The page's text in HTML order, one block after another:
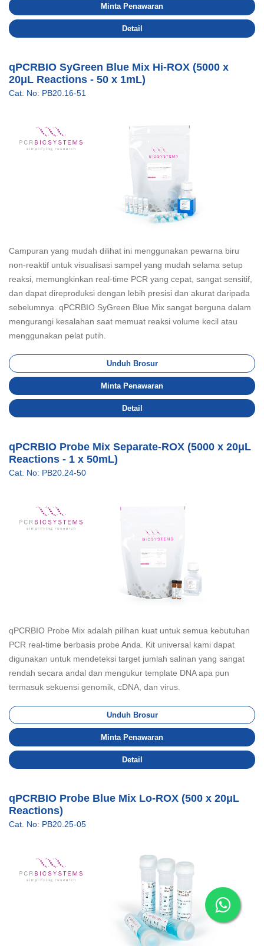
Minta Penawaran
Detail
qPCRBIO SyGreen Blue Mix Hi-ROX (5000 x
20μL Reactions - 50 x 1mL)
Cat. No: PB20.16-51
Campuran yang mudah dilihat ini menggunakan pewarna biru
non-reaktif untuk visualisasi sampel yang mudah selama setup
reaksi, memungkinkan real-time PCR yang cepat, sangat sensitif,
dan dapat direproduksi dengan lebih presisi dan akurat daripada
sebelumnya. qPCRBIO SyGreen Blue Mix sangat berguna dalam
mengurangi kesalahan saat memuat reaksi volume kecil atau
menggunakan pelat putih.
Unduh Brosur
Minta Penawaran
Detail
qPCRBIO Probe Mix Separate-ROX (5000 x 20μL
Reactions - 1 x 50mL)
Cat. No: PB20.24-50
qPCRBIO Probe Mix adalah pilihan kuat untuk semua kebutuhan
PCR real-time berbasis probe Anda. Kit universal kami dapat
digunakan untuk mendeteksi target jumlah salinan yang sangat
rendah secara andal dan mengukur template DNA apa pun
termasuk sekuensi genomik, cDNA, dan virus.
Unduh Brosur
Minta Penawaran
Detail
qPCRBIO Probe Blue Mix Lo-ROX (500 x 20μL
Reactions)
Cat. No: PB20.25-05